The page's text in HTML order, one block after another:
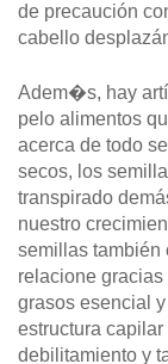
de precaución
cabello
Adem�s, hay
pelo alimentos
acerca de todo
secos, los
transpirado
nuestro
semillas también
relacione
grasos esencial
estructura
debilitamiento y